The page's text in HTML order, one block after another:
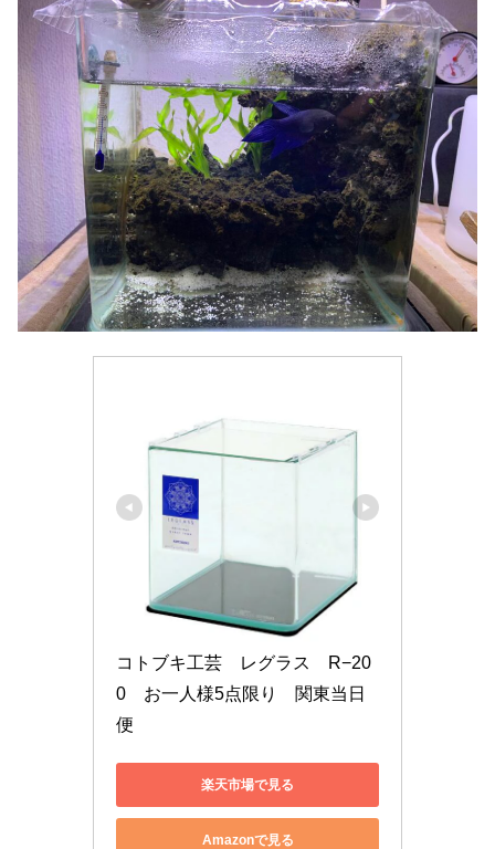
コトブキ工芸　レグラス　R−20
0　お一人様5点限り　関東当日
便
楽天市場で見る
Amazonで見る